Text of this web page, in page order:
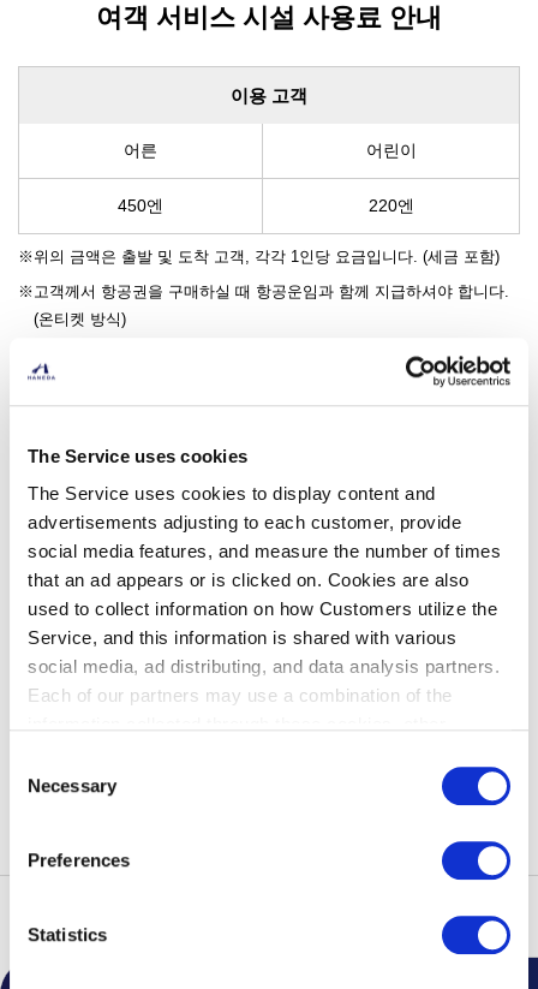
The Service uses cookies
The Service uses cookies to display content and
advertisements adjusting to each customer, provide
social media features, and measure the number of times
that an ad appears or is clicked on. Cookies are also
used to collect information on how Customers utilize the
Service, and this information is shared with various
social media, ad distributing, and data analysis partners.
Each of our partners may use a combination of the
well as other information collected by our partners when
Please see
Selection
Necessary
Preferences
Statistics
여객 서비스 시설 사용료 안내
이용 고객
어른 어린이
450엔 220엔
위의 금액은 출발 및 도착 고객, 각각 1인당 요금입니다. (세금 포함)
고객께서 항공권을 구매하실 때 항공운임과 함께 지급하셔야 합니다.
(온티켓 방식)
3세 미만이 소아용 항공권을 사용하는 경우에는 소아 요금을 적용합니
다.
자세한 내용은 '여객 취급 시설 이용료 에 관한 약관'(국내선)을 확
국제선으로 환승하시는 고객께서는 국제선의 '여객 서비스 시설 사용
료에 관한 약관'을 확인해 주시기 바랍니다.
국내 여객 서비스 시설 이용료 (PSFC)에 대한 인보이스(적격청구
서)에 관한 내용 (본지※) (PDF:167 KB)
사용자가 이용한 항공사가 적격 청구서 발급 등록 사업자가 아닌 경우,
'국내 여객 서비스 시설 이용료 (PSFC)에 대한 인보이스(적격청구서)
에 관한 내용 (본지※)' 및 탑승 날짜가 기재된 탑승권 등을 저장함으로
설 이용료 (PSFC) 관련 소비세의 매입세액 공제를 받을 수 있습니다.